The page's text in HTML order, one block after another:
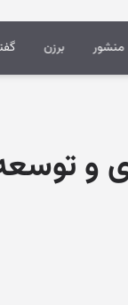
منشور برزن
و